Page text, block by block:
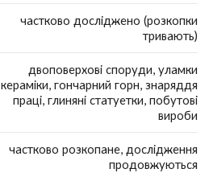
частково досліджено (розкопки
тривають)
двоповерхові споруди, уламки
кераміки, гончарний горн, знаряддя
праці, глиняні статуетки, побутові
вироби
частково розкопане, дослідження
продовжуються